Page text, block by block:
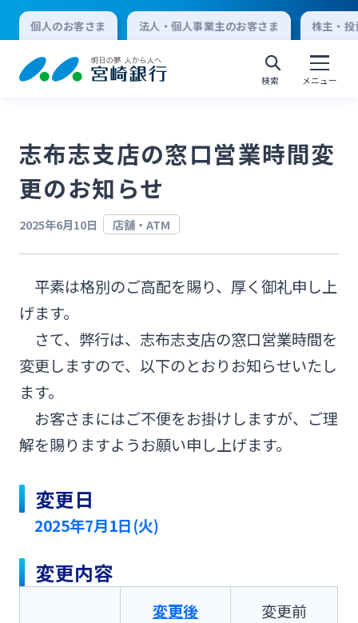
個人のお客さま 法人・個人事業主のお客さま 株主・
検索 メニュー
個人向けインターネットバンキング
ログオン
志布志支店の窓口営業時間変
更のお知らせ
2025年6月10日 店舗・ATM
平素は格別のご高配を賜り、厚く御礼申し上
げます。
さて、弊行は、志布志支店の窓口営業時間を
変更しますので、以下のとおりお知らせいたし
ます。
お客さまにはご不便をお掛けしますが、ご理
解を賜りますようお願い申し上げます。
変更日
2025年7月1日(火)
変更内容
変更後 変更前